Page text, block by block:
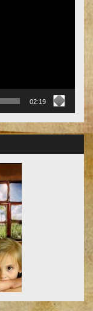
02:19